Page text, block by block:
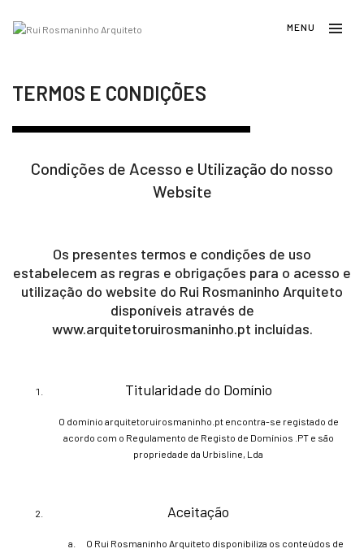
TERMOS E CONDIÇÕES
Condições de Acesso e Utilização do nosso
Website
Os presentes termos e condições de uso
estabelecem as regras e obrigações para o acesso e
utilização do website do Rui Rosmaninho Arquiteto
disponíveis através de
www.arquitetoruirosmaninho.pt incluídas.
Titularidade do Domínio
O domínio arquitetoruirosmaninho.pt encontra-se registado de
acordo com o Regulamento de Registo de Domínios .PT e são
propriedade da Urbisline, Lda
Aceitação
O Rui Rosmaninho Arquiteto disponibiliza os conteúdos de